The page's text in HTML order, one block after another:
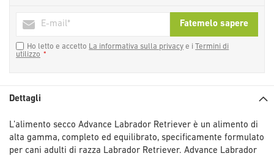
Fatemelo sapere
Ho letto e accetto La informativa sulla privacy e iTermini di
utilizzo
Dettagli
L’alimento secco Advance Labrador Retriever è un alimento di
alta gamma, completo ed equilibrato, specificamente formulato
per cani adulti di razza Labrador Retriever. Advance Labrador